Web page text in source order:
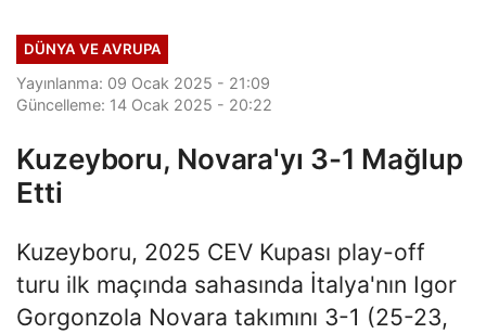
DÜNYA VE AVRUPA
Yayınlanma: 09 Ocak 2025 - 21:09
Güncelleme: 14 Ocak 2025 - 20:22
Kuzeyboru, Novara'yı 3-1 Mağlup
Etti
Kuzeyboru, 2025 CEV Kupası play-off
turu ilk maçında sahasında İtalya'nın Igor
Gorgonzola Novara takımını 3-1 (25-23,